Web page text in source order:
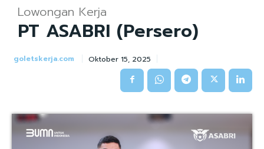
Lowongan Kerja
PT ASABRI (Persero)
goletskerja.com Oktober 15, 2025